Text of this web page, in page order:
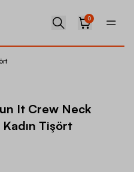
0
It Crew Neck
Tişört